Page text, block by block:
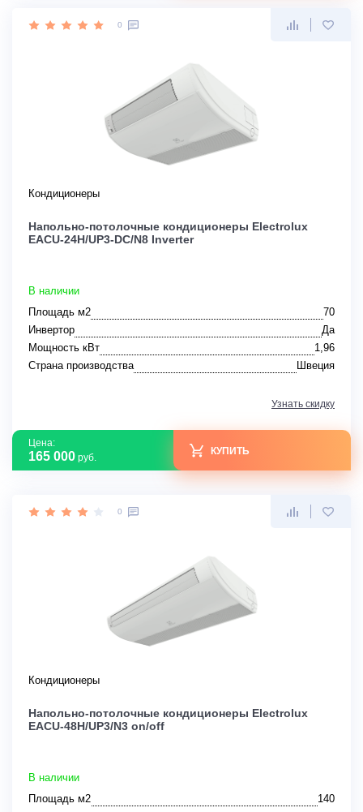
0
Кондиционеры
Напольно-потолочные кондиционеры Electrolux
EACU-24H/UP3-DC/N8 Inverter
В наличии
Площадь м2
70
Инвертор
Да
Мощность кВт
1,96
Страна производства
Швеция
Узнать скидку
Цена:
165 000 руб.
КУПИТЬ
0
Кондиционеры
Напольно-потолочные кондиционеры Electrolux
EACU-48H/UP3/N3 on/off
В наличии
Площадь м2
140